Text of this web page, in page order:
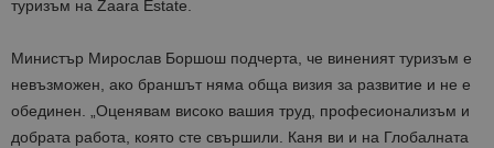
туризъм на Zaara Estate.
Министър Мирослав Боршош подчерта, че виненият туризъм е
невъзможен, ако браншът няма обща визия за развитие и не е
обединен. „Оценявам високо вашия труд, професионализъм и
добрата работа, която сте свършили. Каня ви и на Глобалната